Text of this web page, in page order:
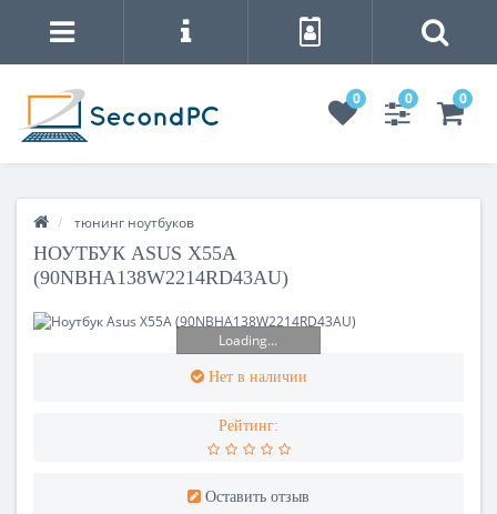
0 0 0
тюнинг ноутбуков
НОУТБУК ASUS X55A
(90NBHA138W2214RD43AU)
Loading...
Нет в наличии
Рейтинг:
Оставить отзыв